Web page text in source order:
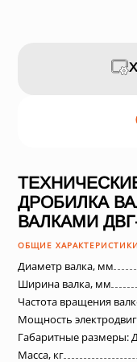
ДРОБИЛКА
ВАЛКАМИ
ОБЩИЕ ХАРАКТЕРИСТИКИ
Диаметр валка, мм
Ширина валка, мм
Частота вращения
Мощность
Габаритные размеры:
Масса, кг